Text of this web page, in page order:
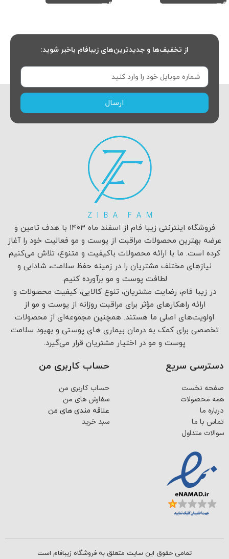
از تخفیف‌ها و جدیدترین‌های زیبافام باخبر شوید:
ارسال
فروشگاه اینترنتی زیبا فام از اسفند ماه ۱۴۰۳ با هدف تامین و
عرضه بهترین محصولات مراقبت از پوست و مو فعالیت خود را آغاز
کرده است. ما با ارائه محصولات باکیفیت و متنوع، تلاش می‌کنیم
نیازهای مختلف مشتریان را در زمینه حفظ سلامت، شادابی و
لطافت پوست و مو برآورده کنیم.
در زیبا فام، رضایت مشتریان، تنوع کالایی، کیفیت محصولات و
ارائه راهکارهای مؤثر برای مراقبت روزانه از پوست و مو از
اولویت‌های اصلی ما هستند. همچنین مجموعه‌ای از محصولات
تخصصی برای کمک به درمان بیماری های پوستی و بهبود سلامت
پوست و مو در اختیار مشتریان قرار می‌گیرد.
دسترسی سریع
صفحه نخست
همه محصولات
درباره ما
تماس با ما
سوالات متداول
حساب کاربری من
حساب کاربری من
سفارش های من
علاقه مندی های من
سبد خرید
تمامی حقوق این سایت متعلق به فروشگاه زیبافام است